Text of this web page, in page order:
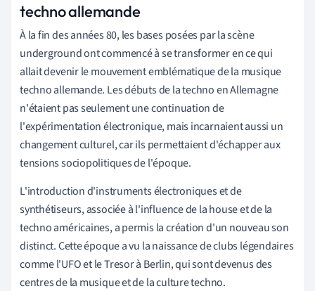
techno allemande
À la fin des années 80, les bases posées par la scène
underground ont commencé à se transformer en ce qui
allait devenir le mouvement emblématique de la musique
techno allemande. Les débuts de la techno en Allemagne
n'étaient pas seulement une continuation de
l'expérimentation électronique, mais incarnaient aussi un
changement culturel, car ils permettaient d'échapper aux
tensions sociopolitiques de l'époque.
L'introduction d'instruments électroniques et de
synthétiseurs, associée à l'influence de la house et de la
techno américaines, a permis la création d'un nouveau son
distinct. Cette époque a vu la naissance de clubs légendaires
comme l'UFO et le Tresor à Berlin, qui sont devenus des
centres de la musique et de la culture techno.